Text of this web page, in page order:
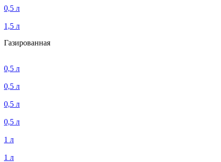
0,5 л
1,5 л
Газированная
0,5 л
0,5 л
0,5 л
0,5 л
1 л
1 л